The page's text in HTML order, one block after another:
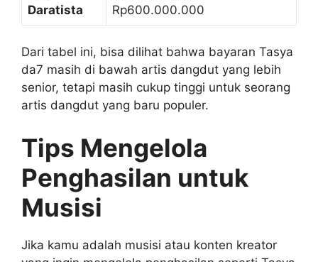
Daratista
Rp600.000.000
Dari tabel ini, bisa dilihat bahwa bayaran Tasya
da7 masih di bawah artis dangdut yang lebih
senior, tetapi masih cukup tinggi untuk seorang
artis dangdut yang baru populer.
Tips Mengelola
Penghasilan untuk
Musisi
Jika kamu adalah musisi atau konten kreator